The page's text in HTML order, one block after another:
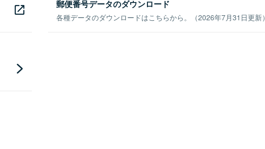
郵便番号データのダウンロード
各種データのダウンロードはこちらから。（2026年7月31日更新）